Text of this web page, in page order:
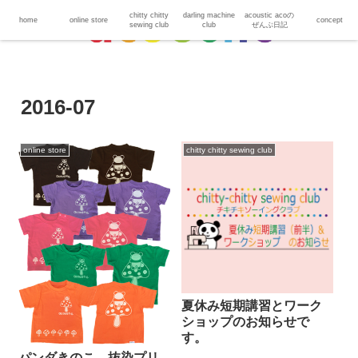
2016-07
online store chitty chitty sewing club
夏休み短期講習とワーク
ショップのお知らせで
す。
home online store
chitty chitty
sewing club
darling machine
club
acoustic acoの
ぜんぶ日記
concept